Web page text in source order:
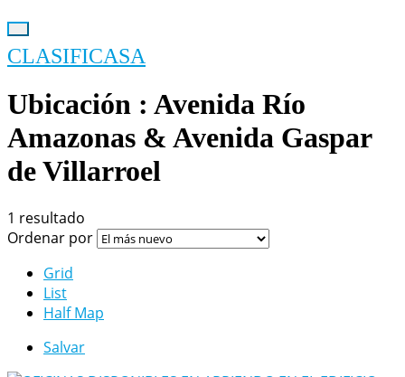
CLASIFICASA
Ubicación : Avenida Río
Amazonas & Avenida Gaspar
de Villarroel
1 resultado
Ordenar por
Grid
List
Half Map
Salvar